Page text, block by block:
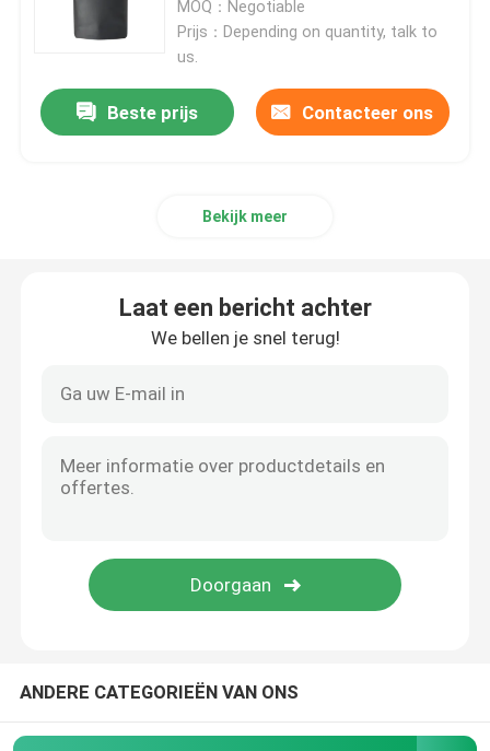
Mylar-wietverpakking
De Kruik van het glasonkruid
Luer Lock glazen spuit
Document Prebroodjesvakje
Andere papieren dozen
De Kruik van het concentraatglas
Buis van het glas de Prebroodje
MOQ：Negotiable
Prijs：Depending on quantity, talk to
us.
Beste prijs Contacteer ons
Bekijk meer
Laat een bericht achter
We bellen je snel terug!
ANDERE CATEGORIEËN VAN ONS